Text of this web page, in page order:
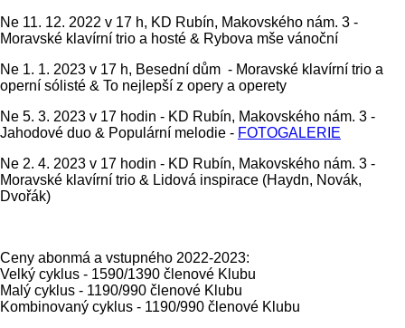
Ne 11. 12. 2022 v 17 h, KD Rubín, Makovského nám. 3 -
Moravské klavírní trio a hosté & Rybova mše vánoční
Ne 1. 1. 2023 v 17 h, Besední dům - Moravské klavírní trio a
operní sólisté & To nejlepší z opery a operety
Ne 5. 3. 2023 v 17 hodin - KD Rubín, Makovského nám. 3 -
Jahodové duo & Populární melodie - FOTOGALERIE
Ne 2. 4. 2023 v 17 hodin - KD Rubín, Makovského nám. 3 -
Moravské klavírní trio & Lidová inspirace (Haydn, Novák,
Dvořák)
Ceny abonmá a vstupného 2022-2023:
Velký cyklus - 1590/1390 členové Klubu
Malý cyklus - 1190/990 členové Klubu
Kombinovaný cyklus - 1190/990 členové Klubu